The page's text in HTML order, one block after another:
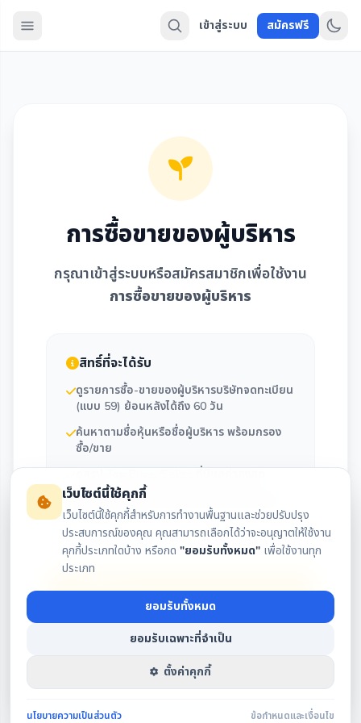
เข้าสู่ระบบ สมัครฟรี
การซื้อขายของผู้บริหาร
กรุณาเข้าสู่ระบบหรือสมัครสมาชิกเพื่อใช้งาน
การซื้อขายของผู้บริหาร
สิทธิ์ที่จะได้รับ
ดูรายการซื้อ-ขายของผู้บริหารบริษัทจดทะเบียน
(แบบ 59) ย้อนหลังได้ถึง 60 วัน
ค้นหาตามชื่อหุ้นหรือชื่อผู้บริหาร พร้อมกรอง
ซื้อ/ขาย
ติดตามประวัติการถือครองและซื้อขายของผู้
บริหารรายคน
เข้าสู่ระบบ
สมัครสมาชิก
เว็บไซต์นี้ใช้คุกกี้
เว็บไซต์นี้ใช้คุกกี้สำหรับการทำงานพื้นฐานและช่วยปรับปรุง
ประสบการณ์ของคุณ คุณสามารถเลือกได้ว่าจะอนุญาตให้ใช้งาน
คุกกี้ประเภทใดบ้าง หรือกด "ยอมรับทั้งหมด" เพื่อใช้งานทุก
ประเภท
ยอมรับทั้งหมด
ยอมรับเฉพาะที่จำเป็น
ตั้งค่าคุกกี้
นโยบายความเป็นส่วนตัว ข้อกำหนดและเงื่อนไข